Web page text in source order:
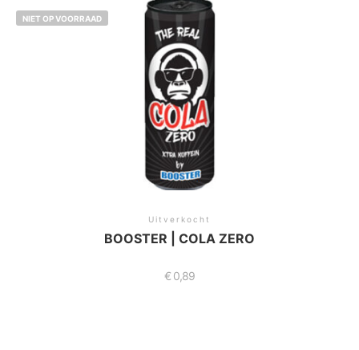
NIET OP VOORRAAD
Uitverkocht
BOOSTER | COLA ZERO
€ 0,89